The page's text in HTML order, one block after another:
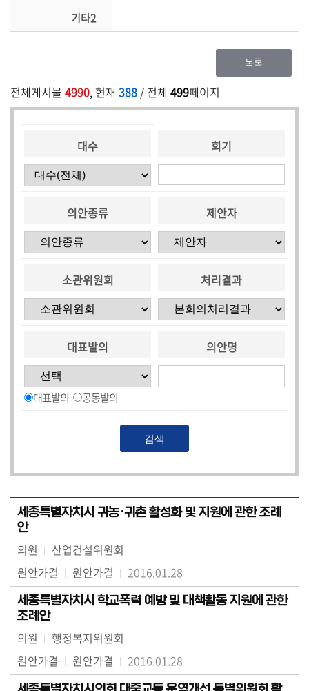
기타2
목록
전체게시물 4990, 현재 388 / 전체 499페이지
대수 회기
의안종류 제안자
소관위원회 처리결과
대표발의
대표발의 공동발의
의안명
세종특별자치시 귀농·귀촌 활성화 및 지원에 관한 조례
안
의원
산업건설위원회
원안가결
원안가결 2016.01.28
세종특별자치시 학교폭력 예방 및 대책활동 지원에 관한
조례안
의원
행정복지위원회
원안가결
원안가결 2016.01.28